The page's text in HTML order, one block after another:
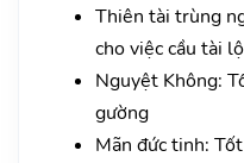
Thiên tài trùng
cho việc cầu tài
Nguyệt Không:
gường
Mãn đức tinh: